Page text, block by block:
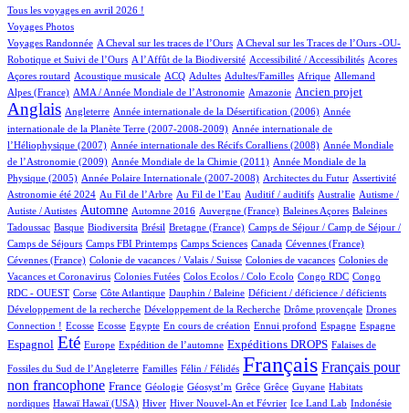
Tous les voyages en avril 2026 !
213/1076
Voyages Photos
171/1076
Voyages Randonnée
4/1076 A Cheval sur les traces de l’Ours
5/1076
A Cheval sur les Traces de l’Ours -OU-
Robotique et Suivi de l’Ours
4/1076 A l’Affût de la Biodiversité
2/1076 Accessibilité / Accessibilités
5/1076 Acores
1/1076
Açores routard
2/1076 Acoustique musicale
99/1076 ACQ
31/1076 Adultes
14/1076 Adultes/Familles
3/1076 Afrique
74/1076 Allemand
22/1076
Alpes (France)
12/1076 AMA / Année Mondiale de l’Astronomie
13/1076 Amazonie
305/1076 Ancien projet
754/1076
Anglais
52/1076 Angleterre
7/1076 Année internationale de la Désertification (2006)
14/1076
Année
internationale de la Planète Terre (2007-2008-2009)
5/1076
Année internationale de
l’Héliophysique (2007)
2/1076 Année internationale des Récifs Coralliens (2008)
12/1076
Année Mondiale
de l’Astronomie (2009)
2/1076 Année Mondiale de la Chimie (2011)
16/1076
Année Mondiale de la
Physique (2005)
5/1076 Année Polaire Internationale (2007-2008)
5/1076 Architectes du Futur
1/1076 Assertivité
60/1076
Astronomie été 2024
25/1076 Au Fil de l’Arbre
15/1076 Au Fil de l’Eau
2/1076 Auditif / auditifs
2/1076 Australie
2/1076
Autisme /
Autiste / Autistes
450/1076 Automne
4/1076 Automne 2016
6/1076 Auvergne (France)
1/1076 Baleines Açores
2/1076
Baleines
Tadoussac
1/1076 Basque
97/1076 Biodiversita
1/1076 Brésil
12/1076 Bretagne (France)
115/1076
Camps de Séjour / Camp de Séjour /
Camps de Séjours
4/1076 Camps FBI Printemps
19/1076 Camps Sciences
6/1076 Canada
2/1076 Cévennes (France)
1/1076
Cévennes (France)
1/1076 Colonie de vacances / Valais / Suisse
4/1076 Colonies de vacances
3/1076
Colonies de
Vacances et Coronavirus
2/1076 Colonies Futées
2/1076 Colos Ecolos / Colo Ecolo
1/1076 Congo RDC
3/1076
Congo
RDC - OUEST
1/1076 Corse
17/1076 Côte Atlantique
1/1076 Dauphin / Baleine
2/1076 Déficient / déficience / déficients
1/1076
Développement de la recherche
1/1076 Développement de la Recherche
1/1076 Drôme provençale
23/1076
Drones
Connection !
1/1076 Ecosse
1/1076 Ecosse
1/1076 Egypte
23/1076 En cours de création
1/1076 Ennui profond
15/1076 Espagne
13/1076 Espagne
249/1076
Espagnol
749/1076Eté
15/1076 Europe
191/1076 Expédition de l’automne
277/1076 Expéditions DROPS
3/1076 Falaises de
Fossiles du Sud de l’Angleterre
3/1076 Familles
99/1076 Félin / Félidés
978/1076 Français
533/1076
Français pour
non francophone
317/1076 France
45/1076 Géologie
1/1076 Géosyst’m
1/1076 Grêce
1/1076 Grêce
1/1076 Guyane
2/1076
Habitats
nordiques
3/1076 Hawaï
3/1076 Hawaï (USA)
162/1076 Hiver
29/1076 Hiver Nouvel-An et Février
8/1076 Ice Land Lab
1/1076 Indonésie
1/1076